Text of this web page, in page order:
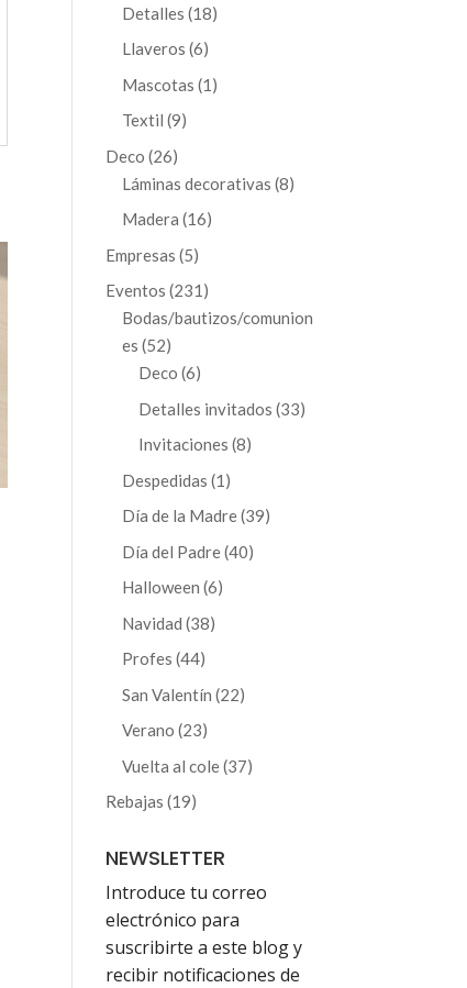
Detalles 1818
Llaveros 66
productos
Mascotas 1 1
Textil 99
Deco 2626
productos
Láminas decorativas 88
Madera 1616
Empresas 55
productos
Eventos 231 231
productos
Bodas/bautizos/comunion
es 5252
productos
Deco 66
productos
Detalles invitados 3333
Invitaciones 88
Despedidas 1 1
producto
Día de la Madre 3939
Día del Padre 4040
Halloween 66
Navidad 3838
Profes 4444
productos
San Valentín 2222
Verano 2323
productos
Vuelta al cole 3737
Rebajas 1919
NEWSLETTER